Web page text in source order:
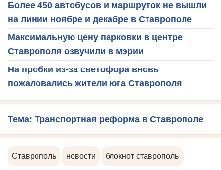
Более 450 автобусов и маршруток не вышли
на линии ноябре и декабре в Ставрополе
Максимальную цену парковки в центре
Ставрополя озвучили в мэрии
На пробки из-за светофора вновь
пожаловались жители юга Ставрополя
Тема: Транспортная реформа в Ставрополе
Ставрополь новости блокнот ставрополь